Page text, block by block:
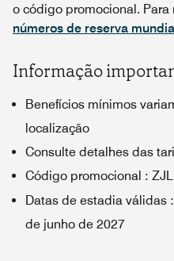
o código promocional.
números de reserva
Informação
Benefícios mínimos
localização
Consulte detalhes das
Código promocional : ZJL
Datas de estadia válidas :
de junho de 2027